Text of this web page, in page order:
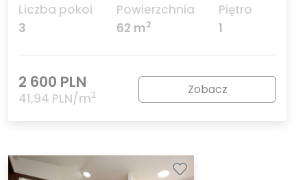
Liczba pokoi
3
Powierzchnia
62 m2
Piętro
1
2 600 PLN
41,94 PLN/m2 Zobacz